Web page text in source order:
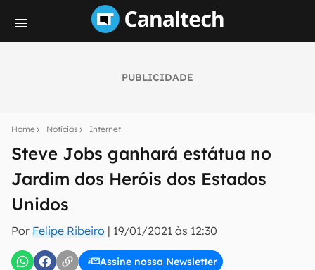
PUBLICIDADE
Home Notícias Internet
Steve Jobs ganhará estátua no
Jardim dos Heróis dos Estados
Unidos
Por Felipe Ribeiro | 19/01/2021 às 12:30
Assine nossa Newsletter
notícias e reviews sobre tecnologia em primeira
E-mail
inscreva-se